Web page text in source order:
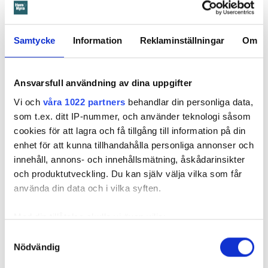
Samtycke Information Reklaminställningar Om
Ansvarsfull användning av dina uppgifter
Vi och våra 1022 partners behandlar din personliga data,
som t.ex. ditt IP-nummer, och använder teknologi såsom
cookies för att lagra och få tillgång till information på din
enhet för att kunna tillhandahålla personliga annonser och
innehåll, annons- och innehållsmätning, åskådarinsikter
och produktutveckling. Du kan själv välja vilka som får
använda din data och i vilka syften.
Med din tillåtelse skulle vi även vilja:
som kan ha en noggrannhet på upp till flera meter
Nödvändig
Foto: Conny Pettersson
Optimism kring Hyreskommissionen
Mottagandet av Hyreskommissionens förslag är fortsatt
positivt. Nu finns förhoppningar att komma med
gemensamma förslag som ska lösa knutarna i
hyresförhandlingarna innan årsskiftet.